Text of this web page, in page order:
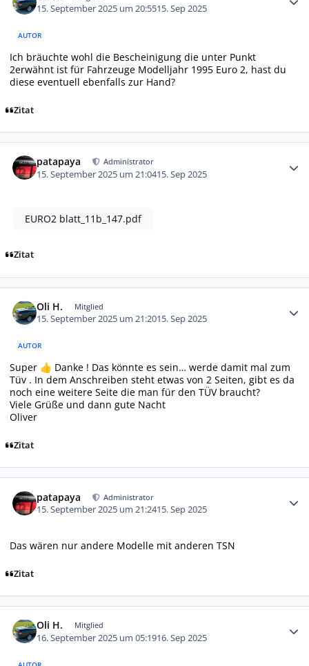
15. September 2025 um 20:5515. Sep 2025
AUTOR
Ich bräuchte wohl die Bescheinigung die unter Punkt
2erwähnt ist für Fahrzeuge Modelljahr 1995 Euro 2, hast du
diese eventuell ebenfalls zur Hand?
Zitat
patapaya Administrator
15. September 2025 um 21:0415. Sep 2025
EURO2 blatt_11b_147.pdf
Zitat
Oli H. Mitglied
15. September 2025 um 21:2015. Sep 2025
AUTOR
Super 👍 Danke ! Das könnte es sein… werde damit mal zum
Tüv . In dem Anschreiben steht etwas von 2 Seiten, gibt es da
noch eine weitere Seite die man für den TÜV braucht?
Viele Grüße und dann gute Nacht
Oliver
Zitat
patapaya Administrator
15. September 2025 um 21:2415. Sep 2025
Das wären nur andere Modelle mit anderen TSN
Zitat
Oli H. Mitglied
16. September 2025 um 05:1916. Sep 2025